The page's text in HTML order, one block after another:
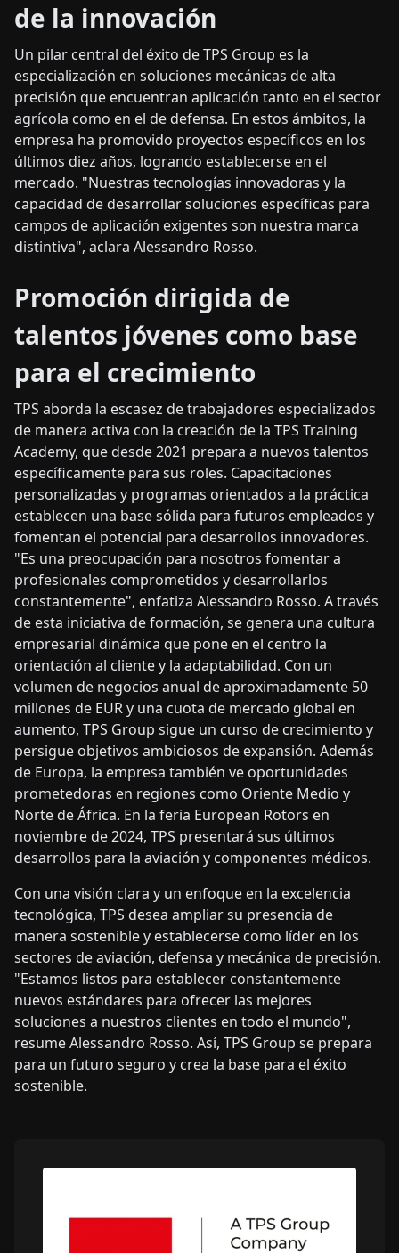
de la innovación
Un pilar central del éxito de TPS Group es la
especialización en soluciones mecánicas de alta
precisión que encuentran aplicación tanto en el sector
agrícola como en el de defensa. En estos ámbitos, la
empresa ha promovido proyectos específicos en los
últimos diez años, logrando establecerse en el
mercado. "Nuestras tecnologías innovadoras y la
capacidad de desarrollar soluciones específicas para
campos de aplicación exigentes son nuestra marca
distintiva", aclara Alessandro Rosso.
Promoción dirigida de
talentos jóvenes como base
para el crecimiento
TPS aborda la escasez de trabajadores especializados
de manera activa con la creación de la TPS Training
Academy, que desde 2021 prepara a nuevos talentos
específicamente para sus roles. Capacitaciones
personalizadas y programas orientados a la práctica
establecen una base sólida para futuros empleados y
fomentan el potencial para desarrollos innovadores.
"Es una preocupación para nosotros fomentar a
profesionales comprometidos y desarrollarlos
constantemente", enfatiza Alessandro Rosso. A través
de esta iniciativa de formación, se genera una cultura
empresarial dinámica que pone en el centro la
orientación al cliente y la adaptabilidad. Con un
volumen de negocios anual de aproximadamente 50
millones de EUR y una cuota de mercado global en
aumento, TPS Group sigue un curso de crecimiento y
persigue objetivos ambiciosos de expansión. Además
de Europa, la empresa también ve oportunidades
prometedoras en regiones como Oriente Medio y
Norte de África. En la feria European Rotors en
noviembre de 2024, TPS presentará sus últimos
desarrollos para la aviación y componentes médicos.
Con una visión clara y un enfoque en la excelencia
tecnológica, TPS desea ampliar su presencia de
manera sostenible y establecerse como líder en los
sectores de aviación, defensa y mecánica de precisión.
"Estamos listos para establecer constantemente
nuevos estándares para ofrecer las mejores
soluciones a nuestros clientes en todo el mundo",
resume Alessandro Rosso. Así, TPS Group se prepara
para un futuro seguro y crea la base para el éxito
sostenible.